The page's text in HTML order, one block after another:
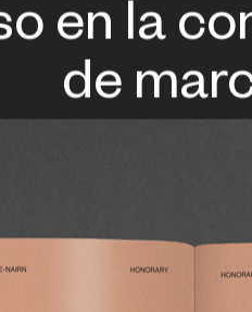
en la
de